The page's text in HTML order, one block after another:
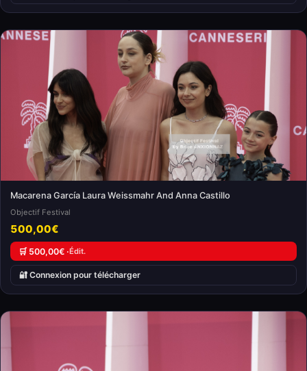
Macarena García Laura Weissmahr And Anna Castillo
Objectif Festival
500,00€
🛒 500,00€ ·Édit.
🔐 Connexion pour télécharger